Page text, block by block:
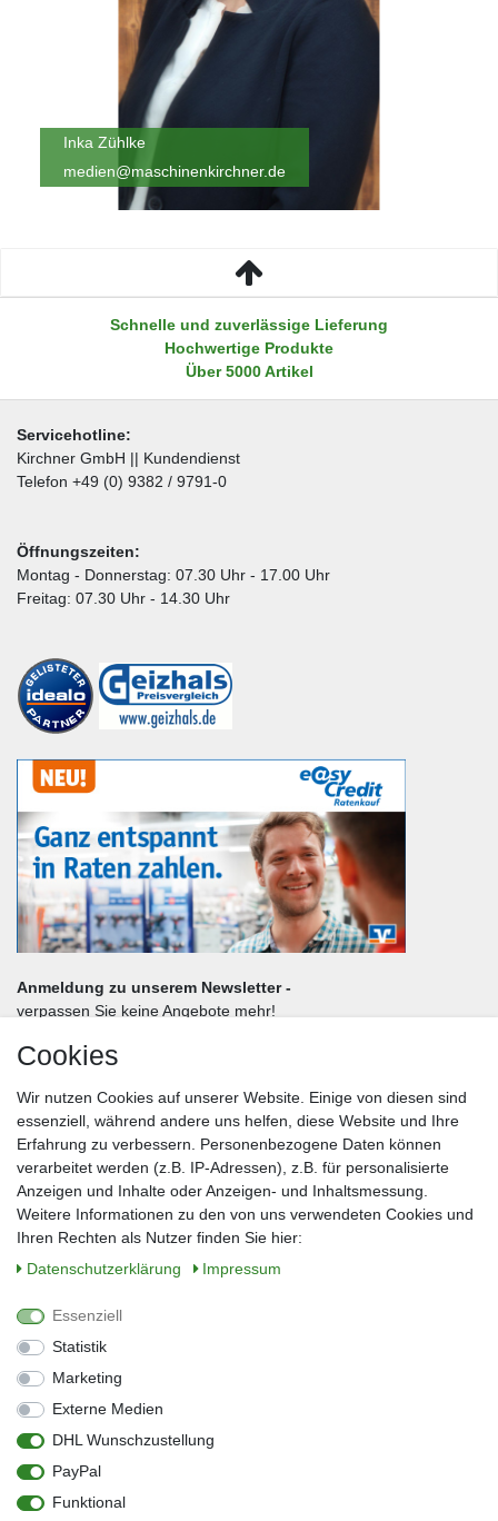
Inka Zühlke
medien@maschinenkirchner.de
Schnelle und zuverlässige Lieferung
Hochwertige Produkte
Über 5000 Artikel
Servicehotline:
Kirchner GmbH || Kundendienst
Telefon +49 (0) 9382 / 9791-0
Öffnungszeiten:
Montag - Donnerstag: 07.30 Uhr - 17.00 Uhr
Freitag: 07.30 Uhr - 14.30 Uhr
Anmeldung zu unserem Newsletter -
verpassen Sie keine Angebote mehr!
Nachname*
E-Mail*
Sie können den Newsletter jederzeit kostenlos abbestellen.
** gilt für Lieferungen innerhalb Deutschlands, Lieferzeiten für andere Länder
Widerrufs­recht
Kontakt
Barrierefreiheitserklärung
Zahlung & Versand
Vertrag widerrufen
Cookies
Wir nutzen Cookies auf unserer Website. Einige von diesen sind
essenziell, während andere uns helfen, diese Website und Ihre
Erfahrung zu verbessern. Personenbezogene Daten können
verarbeitet werden (z.B. IP-Adressen), z.B. für personalisierte
Anzeigen und Inhalte oder Anzeigen- und Inhaltsmessung.
Weitere Informationen zu den von uns verwendeten Cookies und
Ihren Rechten als Nutzer finden Sie hier:
Daten­schutz­erklärung
Impressum
Essenziell
Statistik
Marketing
Externe Medien
DHL Wunschzustellung
PayPal
Funktional